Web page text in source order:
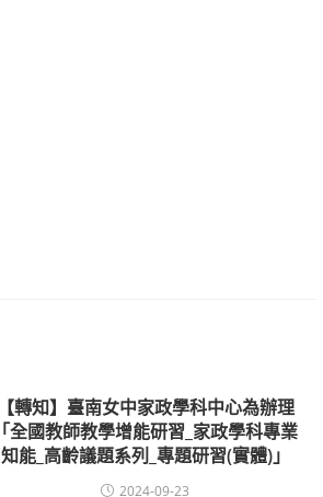
【轉知】臺南女中家政學科中心為辦理
「全國教師教學增能研習_家政學科專業
知能_高齡議題系列_專題研習(實體)」
2024-09-23